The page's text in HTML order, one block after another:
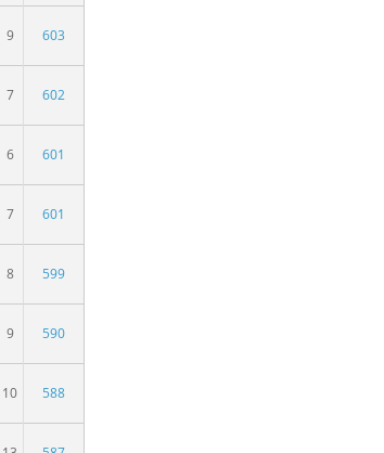
9 603
7 602
6 601
7 601
8 599
9 590
10 588